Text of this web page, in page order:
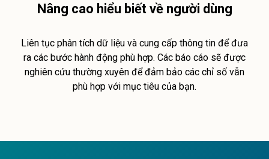
Nâng cao hiểu biết về người dùng
Liên tục phân tích dữ liệu và cung cấp thông tin để đưa
ra các bước hành động phù hợp. Các báo cáo sẽ được
nghiên cứu thường xuyên để đảm bảo các chỉ số vẫn
phù hợp với mục tiêu của bạn.